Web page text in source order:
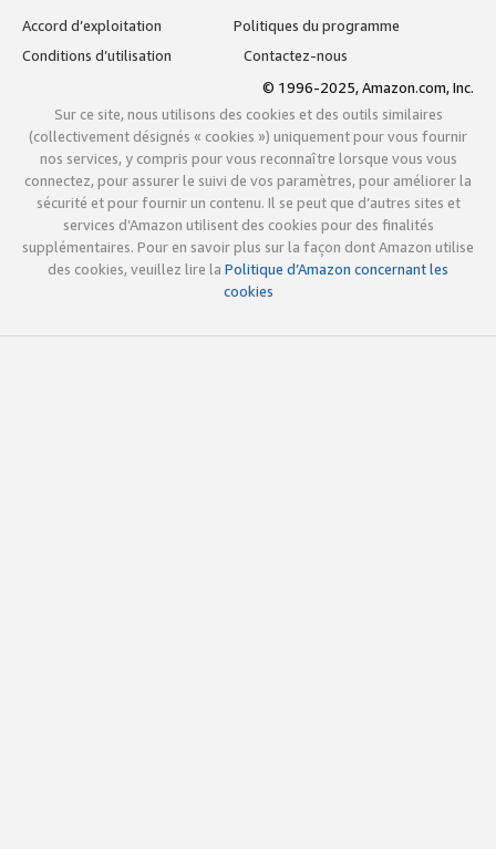
Accord d’exploitation
Politiques du programme
Conditions d’utilisation
Contactez-nous
© 1996-2025, Amazon.com, Inc.
Sur ce site, nous utilisons des cookies et des outils similaires
(collectivement désignés « cookies ») uniquement pour vous fournir
nos services, y compris pour vous reconnaître lorsque vous vous
connectez, pour assurer le suivi de vos paramètres, pour améliorer la
sécurité et pour fournir un contenu. Il se peut que d’autres sites et
services d’Amazon utilisent des cookies pour des finalités
supplémentaires. Pour en savoir plus sur la façon dont Amazon utilise
des cookies, veuillez lire la Politique d’Amazon concernant les
cookies